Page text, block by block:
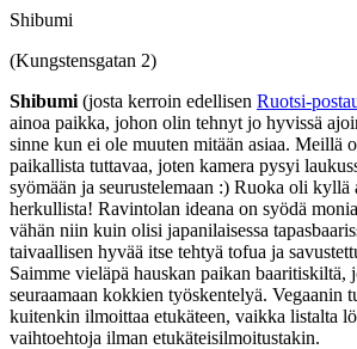
Shibumi
(Kungstensgatan 2)
Shibumi (josta kerroin edellisen Ruotsi-
ainoa paikka, johon olin tehnyt jo hyvissä
sinne kun ei ole muuten mitään asiaa. Meillä
paikallista tuttavaa, joten kamera pysyi
syömään ja seurustelemaan :) Ruoka oli kyllä
herkullista! Ravintolan ideana on syödä
vähän niin kuin olisi japanilaisessa
taivaallisen hyvää itse tehtyä tofua ja
Saimme vieläpä hauskan paikan baaritiskiltä,
seuraamaan kokkien työskentelyä. Vegaanin
kuitenkin ilmoittaa etukäteen, vaikka listalta
vaihtoehtoja ilman etukäteisilmoitustakin.